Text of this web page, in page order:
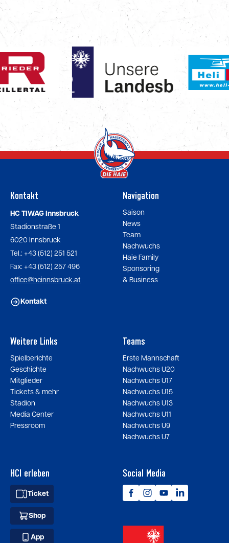
Kontakt
HC TIWAG Innsbruck
Stadionstraße 1
6020 Innsbruck
Tel.: +43 (512) 251 521
Fax: +43 (512) 257 496
office@hcinnsbruck.at
Kontakt
Navigation
Saison
News
Team
Nachwuchs
Haie Family
Sponsoring
& Business
Weitere Links
Spielberichte
Geschichte
Mitglieder
Tickets & mehr
Stadion
Media Center
Pressroom
Teams
Erste Mannschaft
Nachwuchs U20
Nachwuchs U17
Nachwuchs U15
Nachwuchs U13
Nachwuchs U11
Nachwuchs U9
Nachwuchs U7
HCI erleben
Ticket
Shop
App
Social Media